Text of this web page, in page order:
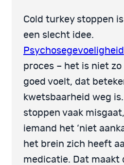
Cold turkey stoppen
een slecht idee.
Psychosegevoeligheid
proces – het is niet zo
goed voelt, dat
kwetsbaarheid weg
stoppen vaak
iemand het ‘niet
het brein zich heeft
medicatie. Dat maakt